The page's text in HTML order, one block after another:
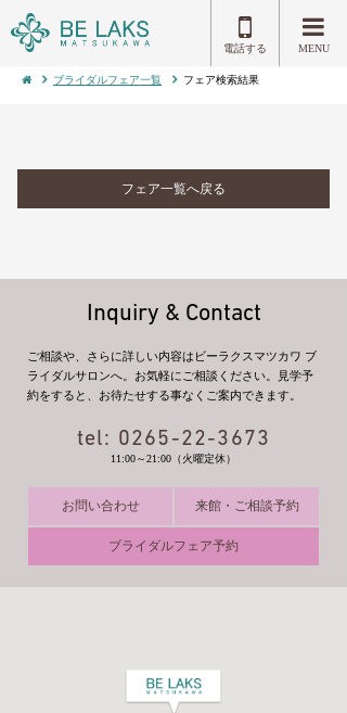
電話する MENU
ブライダルフェア一覧 フェア検索結果
フェア一覧へ戻る
Inquiry & Contact
ご相談や、さらに詳しい内容はビーラクスマツカワ ブ
ライダルサロンへ。お気軽にご相談ください。見学予
約をすると、お待たせする事なくご案内できます。
tel: 0265-22-3673
11:00～21:00（火曜定休）
お問い合わせ 来館・ご相談予約
ブライダルフェア予約